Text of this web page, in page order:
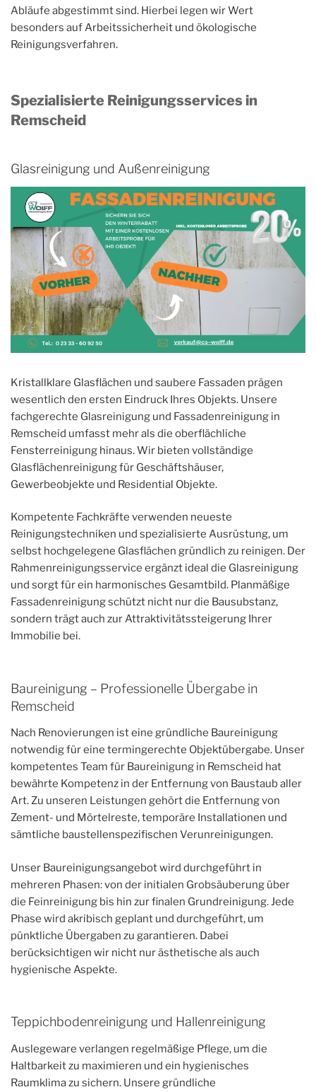
Abläufe abgestimmt sind. Hierbei legen wir Wert
besonders auf Arbeitssicherheit und ökologische
Reinigungsverfahren.
Spezialisierte Reinigungsservices in
Remscheid
Glasreinigung und Außenreinigung
Kristallklare Glasflächen und saubere Fassaden prägen
wesentlich den ersten Eindruck Ihres Objekts. Unsere
fachgerechte Glasreinigung und Fassadenreinigung in
Remscheid umfasst mehr als die oberflächliche
Fensterreinigung hinaus. Wir bieten vollständige
Glasflächenreinigung für Geschäftshäuser,
Gewerbeobjekte und Residential Objekte.
Kompetente Fachkräfte verwenden neueste
Reinigungstechniken und spezialisierte Ausrüstung, um
selbst hochgelegene Glasflächen gründlich zu reinigen. Der
Rahmenreinigungsservice ergänzt ideal die Glasreinigung
und sorgt für ein harmonisches Gesamtbild. Planmäßige
Fassadenreinigung schützt nicht nur die Bausubstanz,
sondern trägt auch zur Attraktivitätssteigerung Ihrer
Immobilie bei.
Baureinigung – Professionelle Übergabe in
Remscheid
Nach Renovierungen ist eine gründliche Baureinigung
notwendig für eine termingerechte Objektübergabe. Unser
kompetentes Team für Baureinigung in Remscheid hat
bewährte Kompetenz in der Entfernung von Baustaub aller
Art. Zu unseren Leistungen gehört die Entfernung von
Zement- und Mörtelreste, temporäre Installationen und
sämtliche baustellenspezifischen Verunreinigungen.
Unser Baureinigungsangebot wird durchgeführt in
mehreren Phasen: von der initialen Grobsäuberung über
die Feinreinigung bis hin zur finalen Grundreinigung. Jede
Phase wird akribisch geplant und durchgeführt, um
pünktliche Übergaben zu garantieren. Dabei
berücksichtigen wir nicht nur ästhetische als auch
hygienische Aspekte.
Teppichbodenreinigung und Hallenreinigung
Auslegeware verlangen regelmäßige Pflege, um die
Haltbarkeit zu maximieren und ein hygienisches
Raumklima zu sichern. Unsere gründliche